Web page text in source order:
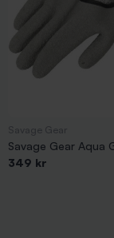
Savage Gear Aqua
349 kr